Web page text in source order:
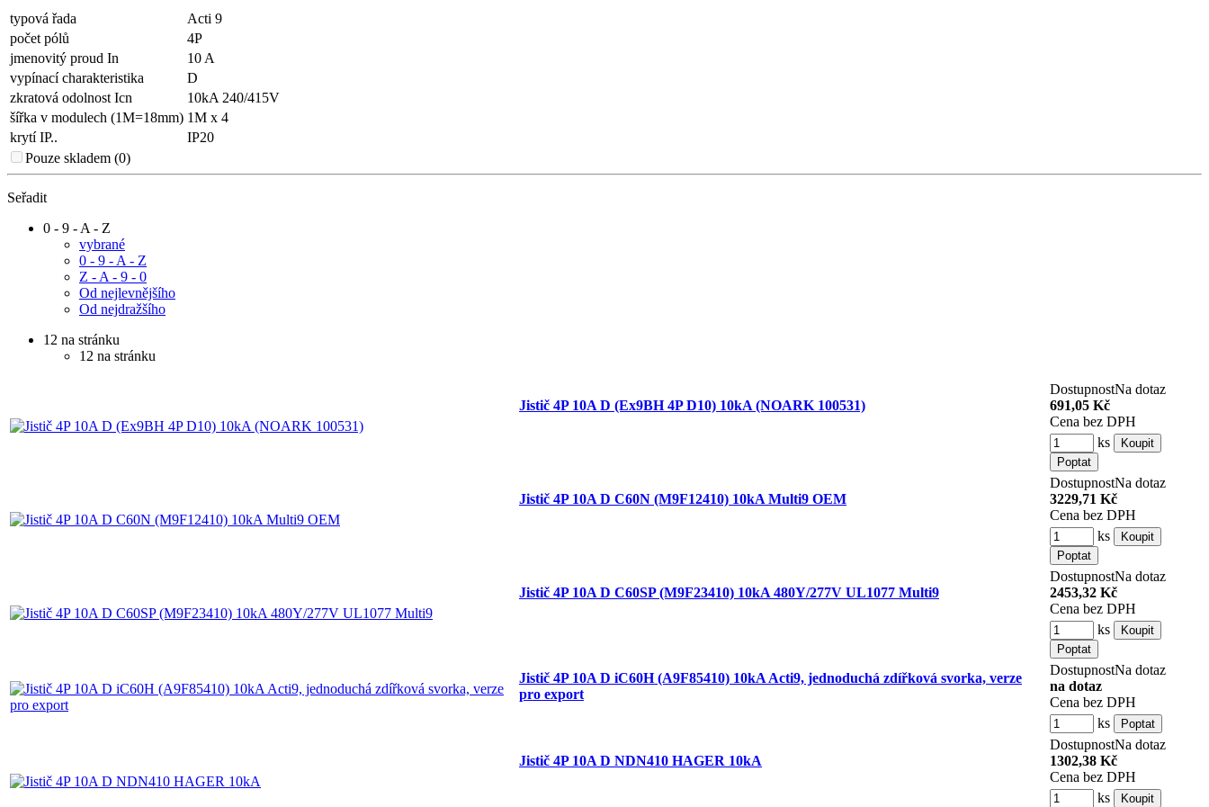
typová řada
Acti 9
počet pólů
4P
jmenovitý proud In
10 A
vypínací charakteristika
D
zkratová odolnost Icn
10kA 240/415V
šířka v modulech (1M=18mm) 1M x 4
krytí IP..
IP20
Pouze skladem (0)
Seřadit
0 - 9 - A - Z
vybrané
0 - 9 - A - Z
Z - A - 9 - 0
Od nejlevnějšího
Od nejdražšího
12 na stránku
12 na stránku
Jistič 4P 10A D (Ex9BH 4P D10) 10kA (NOARK 100531)
DostupnostNa dotaz
691,05 Kč
Cena bez DPH
ks
Jistič 4P 10A D C60N (M9F12410) 10kA Multi9 OEM
DostupnostNa dotaz
3229,71 Kč
Cena bez DPH
ks
Jistič 4P 10A D C60SP (M9F23410) 10kA 480Y/277V UL1077 Multi9
DostupnostNa dotaz
2453,32 Kč
Cena bez DPH
ks
Jistič 4P 10A D iC60H (A9F85410) 10kA Acti9, jednoduchá zdířková svorka, verze
pro export
DostupnostNa dotaz
na dotaz
Cena bez DPH
ks
Jistič 4P 10A D NDN410 HAGER 10kA
DostupnostNa dotaz
1302,38 Kč
Cena bez DPH
ks